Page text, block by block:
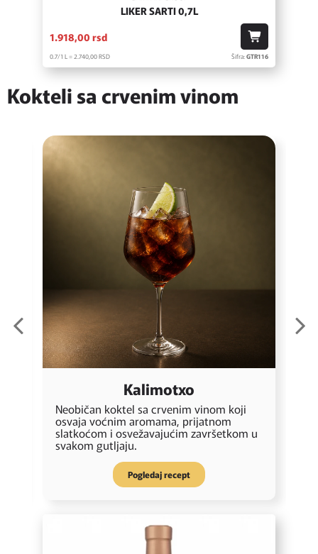
LIKER SARTI 0,7L
1.918,00 rsd
0.7/1 L = 2.740,00RSD Šifra:GTR116
Kokteli sa crvenim vinom
Kalimotxo
Neobičan koktel sa crvenim vinom koji
osvaja voćnim aromama, prijatnom
slatkoćom i osvežavajućim završetkom u
svakom gutljaju.
Pogledaj recept